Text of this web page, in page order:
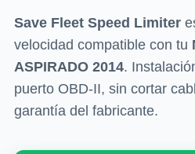
Save Fleet Speed Limiter
velocidad compatible con tu
ASPIRADO 2014.
puerto OBD-II, sin cortar
garantía del fabricante.